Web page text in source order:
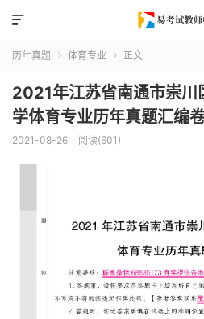

历年真题  体育专业  正文
2021年江苏省南通市崇川
学体育专业历年真题汇编
2021-08-26 阅读(601)